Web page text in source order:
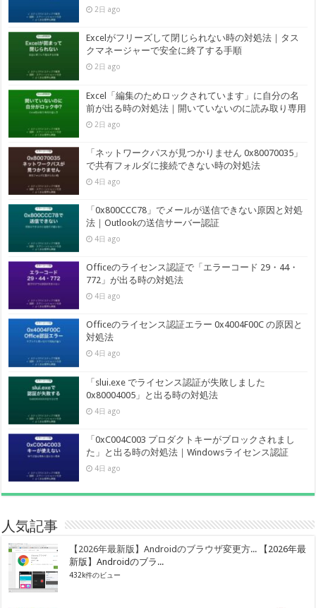
2日 ago
Excelがフリーズして閉じられない時の対処法｜タス
クマネージャーで安全に終了する手順
2日 ago
Excel「編集のためロックされています」に自分の名
前が出る時の対処法｜開いていないのに読み取り専用
2日 ago
「ネットワークパスが見つかりません 0x80070035」
で共有フォルダに接続できない時の対処法
4日 ago
「0x800CCC78」でメールが送信できない原因と対処
法｜Outlookの送信サーバー認証
4日 ago
Officeのライセンス認証で「エラーコード 29・44・
772」が出る時の対処法
4日 ago
Officeのライセンス認証エラー 0x4004F00C の原因と
対処法
4日 ago
「slui.exe でライセンス認証が失敗しました
0x80004005」と出る時の対処法
4日 ago
「0xC004C003 プロダクトキーがブロックされまし
た」と出る時の対処法｜Windowsライセンス認証
4日 ago
人気記事
【2026年最新版】Androidのブラウザ変更方...
【2026年最
新版】Androidのブラ...
432k件のビュー